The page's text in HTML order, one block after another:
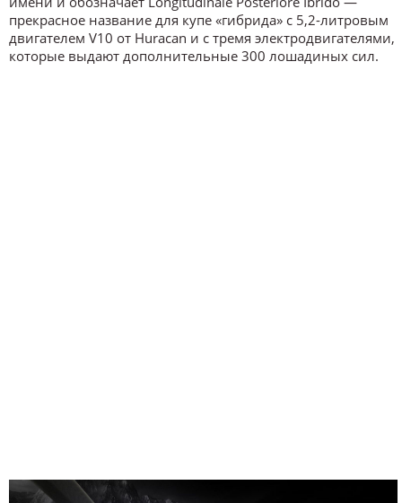
прекрасное название для купе «гибрида» с 5,2-литровым
двигателем V10 от Huracan и с тремя электродвигателями,
которые выдают дополнительные 300 лошадиных сил.